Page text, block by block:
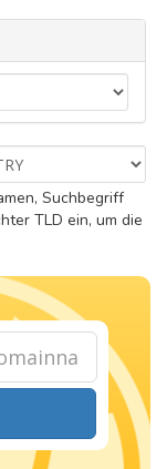
Suchbegriff
TLD ein, um die